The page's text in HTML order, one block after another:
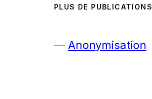
PLUS DE PUBLICATIONS
Anonymisation